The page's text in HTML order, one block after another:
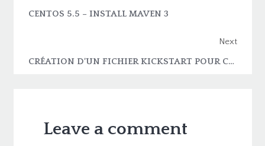
CENTOS 5.5 – INSTALL MAVEN 3
Next
CRÉATION D’UN FICHIER KICKSTART POUR CENTOS NET INSTALL
Leave a comment